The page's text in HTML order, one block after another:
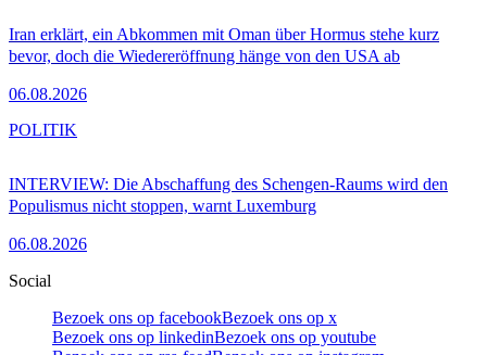
Iran erklärt, ein Abkommen mit Oman über Hormus stehe kurz
bevor, doch die Wiedereröffnung hänge von den USA ab
06.08.2026
INTERVIEW: Die Abschaffung des Schengen-Raums wird den
Populismus nicht stoppen, warnt Luxemburg
06.08.2026
POLITIK
Social
Bezoek ons op facebookBezoek ons op x
Bezoek ons op linkedinBezoek ons op youtube